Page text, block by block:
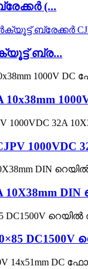
(...
ബ്ര...
10x38mm
10×85